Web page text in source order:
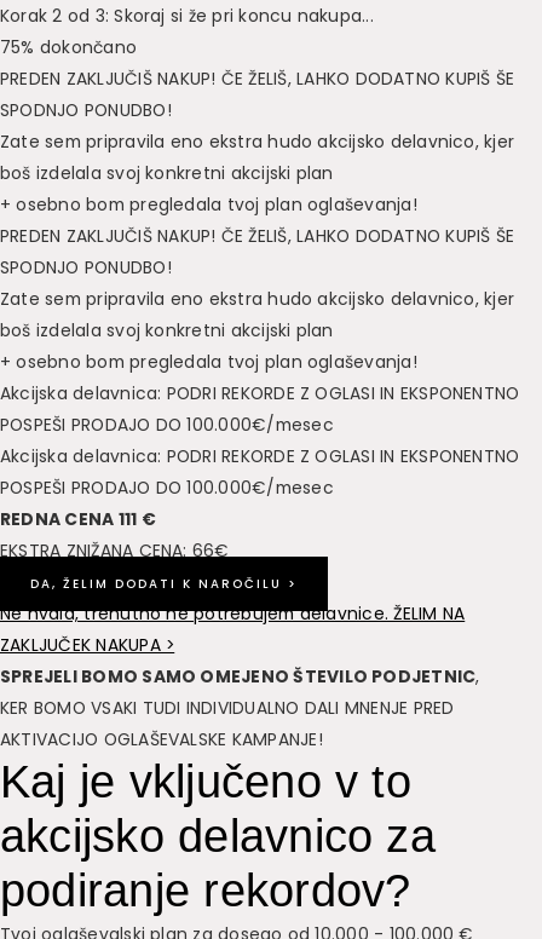
Korak 2 od 3: Skoraj si že pri koncu nakupa...
75% dokončano
PREDEN ZAKLJUČIŠNAKUP! ČEŽELIŠ, LAHKO DODATNO KUPIŠ ŠE
SPODNJO PONUDBO!
Zate sem pripravila eno ekstra hudo akcijsko delavnico, kjer
boš izdelala svoj konkretni akcijski plan
+ osebno bom pregledala tvoj plan oglaševanja!
PREDEN ZAKLJUČIŠNAKUP! ČEŽELIŠ, LAHKO DODATNO KUPIŠ ŠE
SPODNJO PONUDBO!
Zate sem pripravila eno ekstra hudo akcijsko delavnico, kjer
boš izdelala svoj konkretni akcijski plan
+ osebno bom pregledala tvoj plan oglaševanja!
Akcijska delavnica: PODRI REKORDE Z OGLASI IN EKSPONENTNO
POSPEŠI PRODAJO DO 100.000€/mesec
Akcijska delavnica: PODRI REKORDE Z OGLASI IN EKSPONENTNO
POSPEŠI PRODAJO DO 100.000€/mesec
REDNA CENA 111 €
EKSTRA ZNIŽANA CENA: 66€
DA, ŽELIM DODATI K NAROČILU >
Ne hvala, trenutno ne potrebujem delavnice. ŽELIM NA
ZAKLJUČEK NAKUPA >
SPREJELI BOMO SAMO OMEJENO ŠTEVILO PODJETNIC,
KER BOMO VSAKI TUDI INDIVIDUALNO DALI MNENJE PRED
AKTIVACIJO OGLAŠEVALSKE KAMPANJE!
Kaj je vključeno v to
akcijsko delavnico za
podiranje rekordov?
Tvoj oglaševalski plan za dosego od 10.000 - 100.000 €